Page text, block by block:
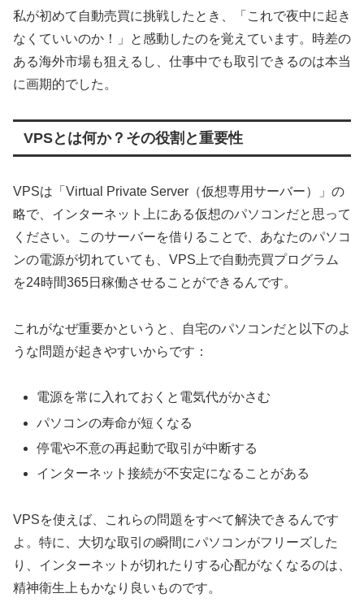
私が初めて自動売買に挑戦したとき、「これで夜中に起き
なくていいのか！」と感動したのを覚えています。時差の
ある海外市場も狙えるし、仕事中でも取引できるのは本当
に画期的でした。
VPSとは何か？その役割と重要性
VPSは「Virtual Private Server（仮想専用サーバー）」の
略で、インターネット上にある仮想のパソコンだと思って
ください。このサーバーを借りることで、あなたのパソコ
ンの電源が切れていても、VPS上で自動売買プログラム
を24時間365日稼働させることができるんです。
これがなぜ重要かというと、自宅のパソコンだと以下のよ
うな問題が起きやすいからです：
電源を常に入れておくと電気代がかさむ
パソコンの寿命が短くなる
停電や不意の再起動で取引が中断する
インターネット接続が不安定になることがある
VPSを使えば、これらの問題をすべて解決できるんです
よ。特に、大切な取引の瞬間にパソコンがフリーズした
り、インターネットが切れたりする心配がなくなるのは、
精神衛生上もかなり良いものです。